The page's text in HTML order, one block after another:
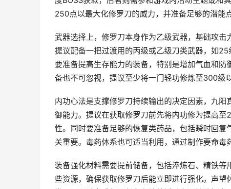
250点以最大化修罗刀的威力，并准备足够的潜能
武器选择上，修罗刀本身作为乙级武器，基础攻
提议配备一把过渡用的丙级或乙级刀类武器，如
要准备提高生存能力的装备，特别是增加气血和
备也不可忽视，提议至少将一门轻功修炼至300级
内功心法是支撑修罗刀持续输出的决定因素，九
御能力。提议在获取修罗刀前先将内功修为提高
性。同时要准备足够的恢复类药品，包括瞬时回
关重要。毒药体系也可适当利用，通过制作要命毒
装备强化材料需要提前储备，包括淬炼石、精铁
些资源，确保获取修罗刀后能立即进行强化。声